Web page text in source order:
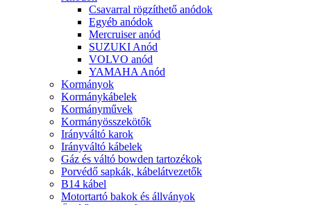
Csavarral rögzíthető anódok
Egyéb anódok
Mercruiser anód
SUZUKI Anód
VOLVO anód
YAMAHA Anód
Kormányok
Kormánykábelek
Kormányművek
Kormányösszekötők
Irányváltó karok
Irányváltó kábelek
Gáz és váltó bowden tartozékok
Porvédő sapkák, kábelátvezetők
B14 kábel
Motortartó bakok és állványok